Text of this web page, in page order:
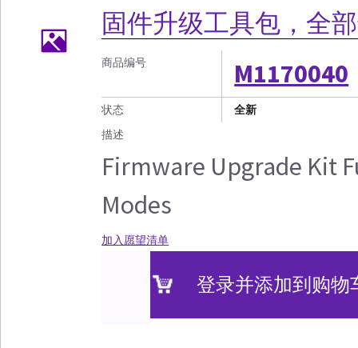
固件升级工具包，全
商品编号 M1170040
状态
全新
描述
Firmware Upgrade Kit
Modes
加入愿望清单
登录并添加到购物